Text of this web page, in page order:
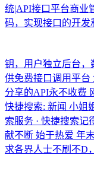
统|API接口平台商业
码，实现接口的开发
钥，用户独立后台，
供免费接口调用平台
分享的API永不收费
快捷搜索: 新闻 小姐
索服务 · 快捷搜索记
献不断 始于热爱 年
求各界人士不刷不D